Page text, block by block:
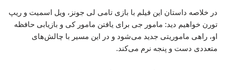
در خلاصه داستان این فیلم با بازی تامی لی جونز، ویل اسمیت و ریپ
تورن خواهیم دید: مامور جی برای یافتن مامور کی و بازیابی حافظه
او، راهی ماموریتی جدید می‌شود و در این مسیر با چالش‌های
متعددی دست و پنجه نرم می‌کند.